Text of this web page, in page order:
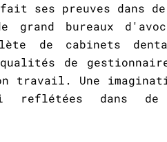
ses preuves dans de
grand bureaux
de cabinets
de
travail. Une
reflétées dans de